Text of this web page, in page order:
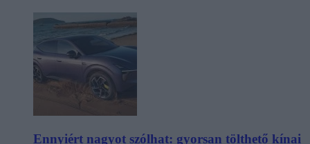
Ennyiért nagyot szólhat: gyorsan tölthető kínai